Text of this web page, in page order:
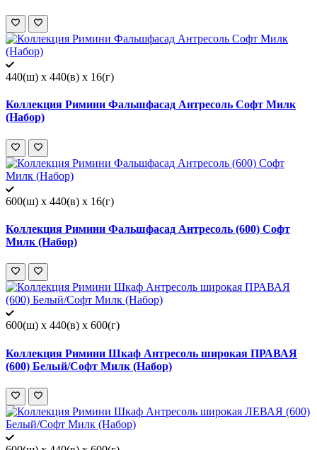
440(ш) x 440(в) x 16(г)
Коллекция Римини Фальшфасад Антресоль Софт Милк
(Набор)
600(ш) x 440(в) x 16(г)
Коллекция Римини Фальшфасад Антресоль (600) Софт
Милк (Набор)
600(ш) x 440(в) x 600(г)
Коллекция Римини Шкаф Антресоль широкая ПРАВАЯ
(600) Белый/Софт Милк (Набор)